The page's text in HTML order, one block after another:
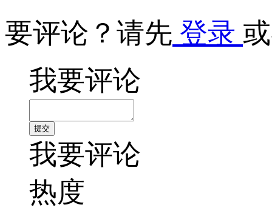
要评论？请先 登录
我要评论
我要评论
热度